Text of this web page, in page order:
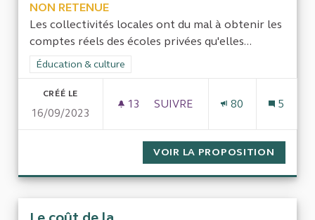
NON RETENUE
Les collectivités locales ont du mal à obtenir les
comptes réels des écoles privées qu'elles...
Filtrer les résultats de la catégorie : Éducation & culture
Éducation & culture
CRÉÉ LE
16/09/2023
13 13 ABONNÉS
SUIVRE
80 5
VOIR LA PROPOSITION